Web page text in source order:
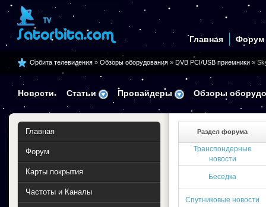
Главная Форум
Орбита телевидения » Обзоры оборудования » DVB PCI/USB приемники »
Новости Статьи Провайдеры Обзоры
Раздел форума
Транспондерные
новости
Беседка
Спутниковые новости
Главная
Форум
Карты покрытия
Частоты и Каналы